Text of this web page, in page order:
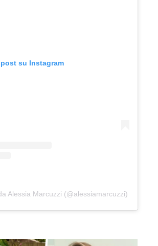
su Instagram
Alessia Marcuzzi (@alessiamarcuzzi)